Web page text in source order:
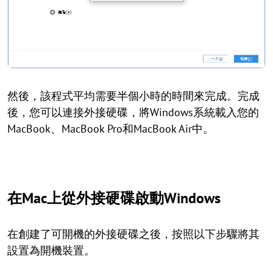
然後，該程式平均需要半個小時的時間來完成。完成
後，您可以連接外接硬碟，將Windows系統載入您的
MacBook、MacBook Pro和MacBook Air中。
在Mac上從外接硬碟啟動Windows
在創建了可開機的外接硬碟之後，按照以下步驟將其
設置為開機裝置。